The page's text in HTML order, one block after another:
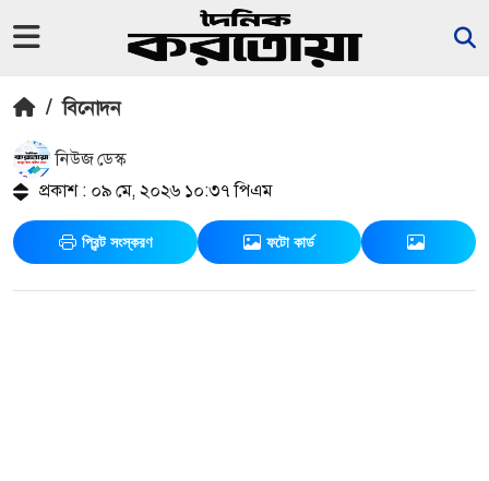
/ বিনোদন
নিউজ ডেস্ক
প্রকাশ : ০৯ মে, ২০২৬ ১০:৩৭ পিএম
প্রিন্ট সংস্করণ ফটো কার্ড